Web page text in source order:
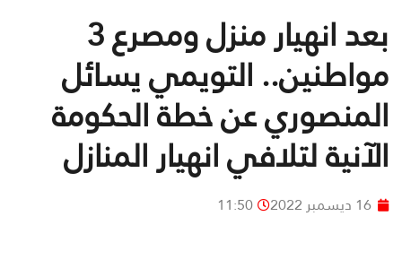
بعد انهيار منزل ومصرع 3
مواطنين.. التويمي يسائل
المنصوري عن خطة الحكومة
الآنية لتلافي انهيار المنازل
16 ديسمبر 2022 11:50